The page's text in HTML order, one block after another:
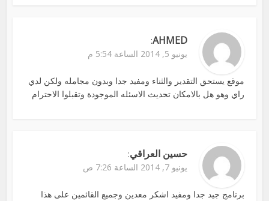
AHMED
:
يونيو 5, 2014 الساعة 5:54 م
موقع يستحق التقدير والثناء ومفيد جدا وبدون مجامله ولكن لدي
راي وهو هل بالامكان تحديث الاسئله الموجودة وتقبلوا الاحترام
حسين العراقي:
يونيو 7, 2014 الساعة 7:26 ص
برنامج جيد جدا ومفيد اشكر معدين وجميع القائمين على هذا